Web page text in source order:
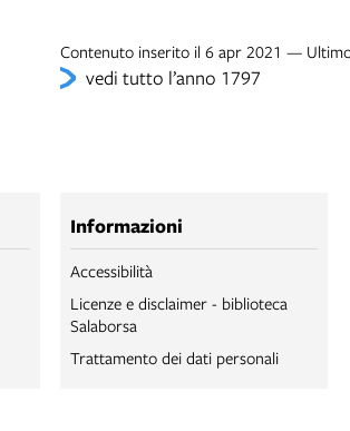
Contenuto inserito il 6 apr 2021 —
vedi tutto l’anno 1797
Informazioni
Accessibilità
Licenze e disclaimer - biblioteca
Salaborsa
Trattamento dei dati personali